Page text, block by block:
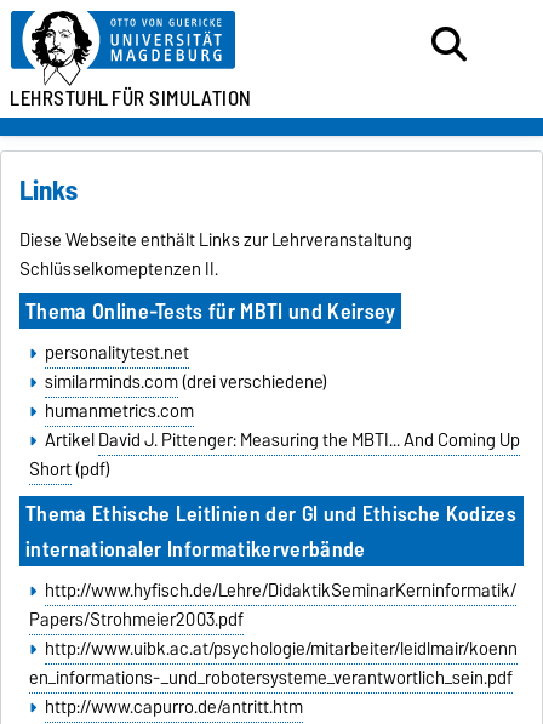
LEHRSTUHLFÜR SIMULATION
Links
Diese Webseite enthält Links zur Lehrveranstaltung
Schlüsselkomeptenzen II.
Thema Online-Tests für MBTI und Keirsey
personalitytest.net
similarminds.com(drei verschiedene)
humanmetrics.com
ArtikelDavid J. Pittenger: Measuring the MBTI... And Coming Up
Short(pdf)
Thema Ethische Leitlinien der GI und Ethische Kodizes
internationaler Informatikerverbände
http://www.hyfisch.de/Lehre/DidaktikSeminarKerninformatik/
Papers/Strohmeier2003.pdf
http://www.uibk.ac.at/psychologie/mitarbeiter/leidlmair/koenn
en_informations-_und_robotersysteme_verantwortlich_sein.pdf
http://www.capurro.de/antritt.htm